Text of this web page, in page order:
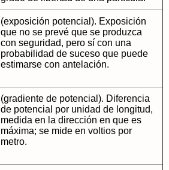
(exposición potencial). Exposición
que no se prevé que se produzca
con seguridad, pero sí con una
probabilidad de suceso que puede
estimarse con antelación.
(gradiente de potencial). Diferencia
de potencial por unidad de longitud,
medida en la dirección en que es
máxima; se mide en voltios por
metro.